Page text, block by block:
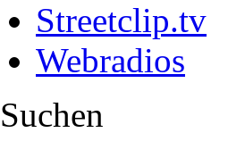
Streetclip.tv
Webradios
Suchen